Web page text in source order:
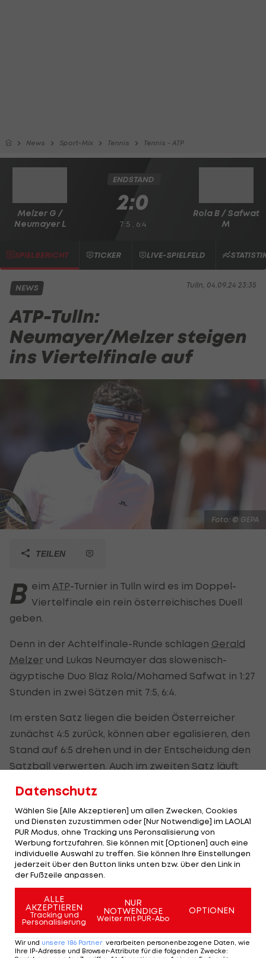
News Sport-Mix Tennis Tennis - ATP
Melzer G /
Neumayer L
Rola B / Safwat
M
ENDSTAND
2:0
7:5 , 6:4
SPIELBERICHT TICKER LIVE-SPIELFELD
Tulln, 04.09.24 23:35
NEWS
ATP-Tulln:
Neumayer/Melzer steigen
ins Viertelfinale auf
Foto: © GEPA
TEILEN
B eim ATP-Turnier in Tulln wird es im Doppel-
Viertelfinale ein rein österreichisches Duell
geben.
Denn in der Achtelfinale-Runde schlagen Gerald
Melzer und Lukas Neumayer das slowenisch-
ägyptische Duo Blaz Rola/Mohamed Safwat in 1:27
Stunden in zwei Sätzen mit 7:5, 6:4.
Im ersten Satz liegen die beiden Österreicher
zunächst 4:5 zurück, können aber egalisieren, den
Stand auf 6:5 drehen und in der Entscheidung den
Satzball verwerten. Auch im zweiten Satz läuft
beim Stand von 3:3 übernehmen Melzer und
Neumayer allerdings das Kommando und
verwerten den zweiten Matchball zum
Viertelfinal-Ticket.
In der nächsten Runde trifft man damit auf Neil
Oberleitner und Joel Schwärzler, die zuvor das an
Nummer eins gesetzte deutsche Duo Jakob
Schnaitter und Mark Wallner in zwei Sätzen 6:4, 6:3
schlugen.
Datenschutz
Wählen Sie [Alle Akzeptieren] um allen Zwecken, Cookies
und Diensten zuzustimmen oder [Nur Notwendige] im LAOLA1
PUR Modus, ohne Tracking uns Peronsalisierung von
Werbung fortzufahren. Sie können mit [Optionen] auch eine
individuelle Auswahl zu treffen. Sie können Ihre Einstellungen
jederzeit über den Button links unten bzw. über den Link in
der Fußzeile anpassen.
ALLE
AKZEPTIEREN
Tracking und
Personalisierung
NUR
NOTWENDIGE
Weiter mit PUR-Abo
OPTIONEN
Wir und unsere 186 Partner verarbeiten personenbezogene Daten, wie
Ihre IP-Adresse und Browser-Attribute für die folgenden Zwecke: